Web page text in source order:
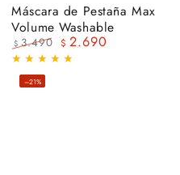
Máscara de Pestaña Max
Volume Washable
Precio
regular
$ 3.490
Precio
$ 2.690
–21%